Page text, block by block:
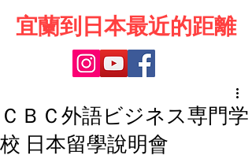
宜蘭到日本最近的距離
ＣＢＣ外語ビジネス専門学
校 日本留學說明會